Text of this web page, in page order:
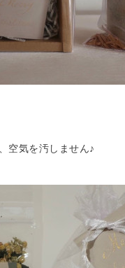
空気を汚しません♪